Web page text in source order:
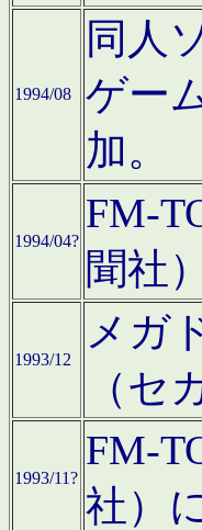
1994/08
同人
ゲー
加。
1994/04?
FM-
聞社
1993/12
メガ
（セ
1993/11?
FM-
社）